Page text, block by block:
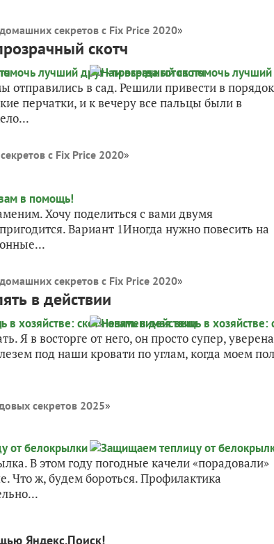
секретов с Fix Price 2020»
скотч
в сад. Решили привести в порядок
перчатки, и к вечеру все пальцы были в
с Fix Price 2020»
Хочу поделиться с вами двумя
Вариант 1Иногда нужно повесить на
секретов с Fix Price 2020»
в действии
Я в восторге от него, он просто супер,
под наши кровати по углам, когда моем
секретов 2025»
В этом году погодные качели «порадовали»
Что ж, будем бороться. Профилактика
Яндекс.Поиск!